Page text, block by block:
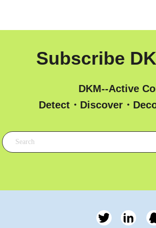
Subscribe
DKM--Active
Detect・Discover・